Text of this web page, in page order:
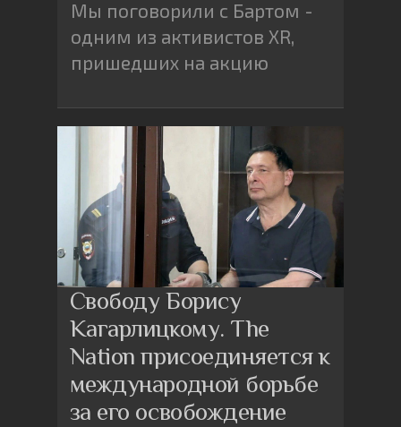
Мы поговорили с Бартом -
одним из активистов XR,
пришедших на акцию
Свободу Борису
Кагарлицкому. The
Nation присоединяется к
международной борьбе
за его освобождение